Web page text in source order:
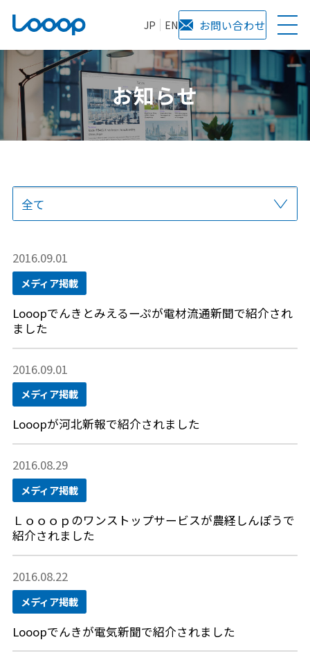
JP EN お問い合わせ
お知らせ
全て
2016.09.01
メディア掲載
Looopでんきとみえるーぷが電材流通新聞で紹介され
ました
2016.09.01
メディア掲載
Looopが河北新報で紹介されました
2016.08.29
メディア掲載
Ｌｏｏｏｐのワンストップサービスが農経しんぽうで
紹介されました
2016.08.22
メディア掲載
Looopでんきが電気新聞で紹介されました